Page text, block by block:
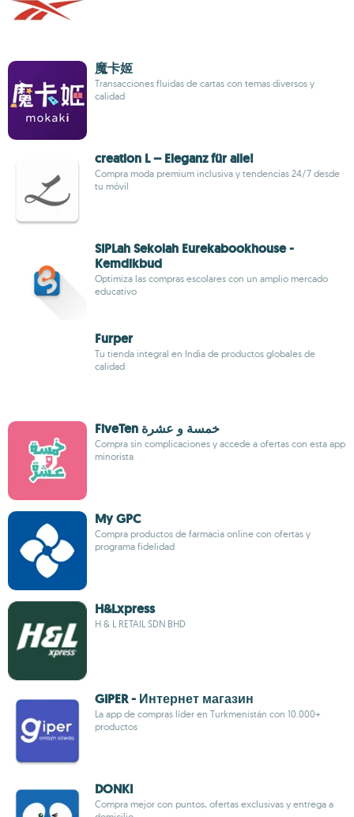
魔卡姬
Transacciones fluidas de cartas con temas diversos y
calidad
creation L – Eleganz für alle!
Compra moda premium inclusiva y tendencias 24/7 desde
tu móvil
SIPLah Sekolah Eurekabookhouse -
Kemdikbud
Optimiza las compras escolares con un amplio mercado
educativo
Furper
Tu tienda integral en India de productos globales de
calidad
FiveTen خمسة و عشرة
Compra sin complicaciones y accede a ofertas con esta app
minorista
My GPC
Compra productos de farmacia online con ofertas y
programa fidelidad
H&Lxpress
H & L RETAIL SDN BHD
GIPER - Интернет магазин
La app de compras líder en Turkmenistán con 10.000+
productos
DONKI
Compra mejor con puntos, ofertas exclusivas y entrega a